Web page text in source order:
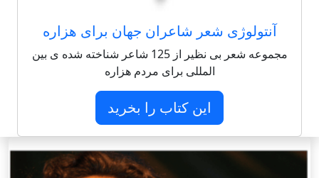
آنتولوژی شعر شاعران جهان برای هزاره
مجموعه شعر بی نظیر از 125 شاعر شناخته شده ی بین
المللی برای مردم هزاره
این کتاب را بخرید